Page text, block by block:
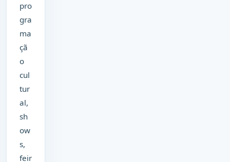
pro
gra
ma
çã
o
cul
tur
al,
sh
ow
s,
feir